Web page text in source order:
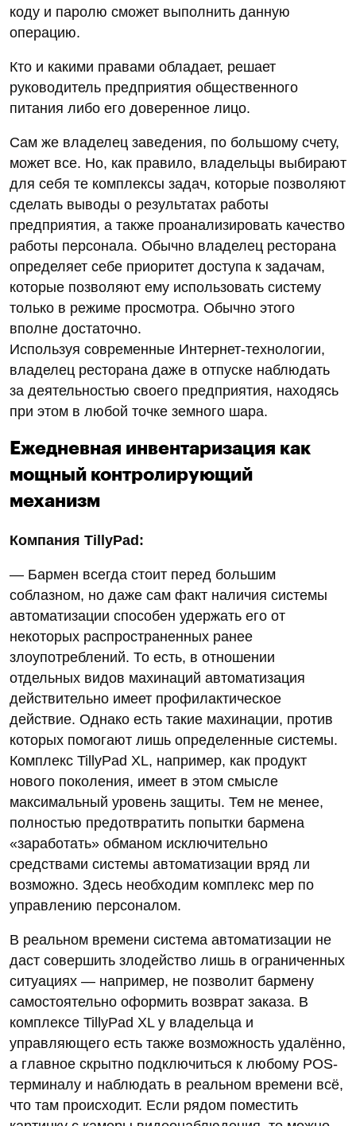
коду и паролю сможет выполнить данную
операцию.
Кто и какими правами обладает, решает
руководитель предприятия общественного
питания либо его доверенное лицо.
Сам же владелец заведения, по большому счету,
может все. Но, как правило, владельцы выбирают
для себя те комплексы задач, которые позволяют
сделать выводы о результатах работы
предприятия, а также проанализировать качество
работы персонала. Обычно владелец ресторана
определяет себе приоритет доступа к задачам,
которые позволяют ему использовать систему
только в режиме просмотра. Обычно этого
вполне достаточно.
Используя современные Интернет-технологии,
владелец ресторана даже в отпуске наблюдать
за деятельностью своего предприятия, находясь
при этом в любой точке земного шара.
Ежедневная инвентаризация как
мощный контролирующий
механизм
Компания TillyPad:
— Бармен всегда стоит перед большим
соблазном, но даже сам факт наличия системы
автоматизации способен удержать его от
некоторых распространенных ранее
злоупотреблений. То есть, в отношении
отдельных видов махинаций автоматизация
действительно имеет профилактическое
действие. Однако есть такие махинации, против
которых помогают лишь определенные системы.
Комплекс TillyPad XL, например, как продукт
нового поколения, имеет в этом смысле
максимальный уровень защиты. Тем не менее,
полностью предотвратить попытки бармена
«заработать» обманом исключительно
средствами системы автоматизации вряд ли
возможно. Здесь необходим комплекс мер по
управлению персоналом.
В реальном времени система автоматизации не
даст совершить злодейство лишь в ограниченных
ситуациях — например, не позволит бармену
самостоятельно оформить возврат заказа. В
комплексе TillyPad XL у владельца и
управляющего есть также возможность удалённо,
а главное скрытно подключиться к любому POS-
терминалу и наблюдать в реальном времени всё,
что там происходит. Если рядом поместить